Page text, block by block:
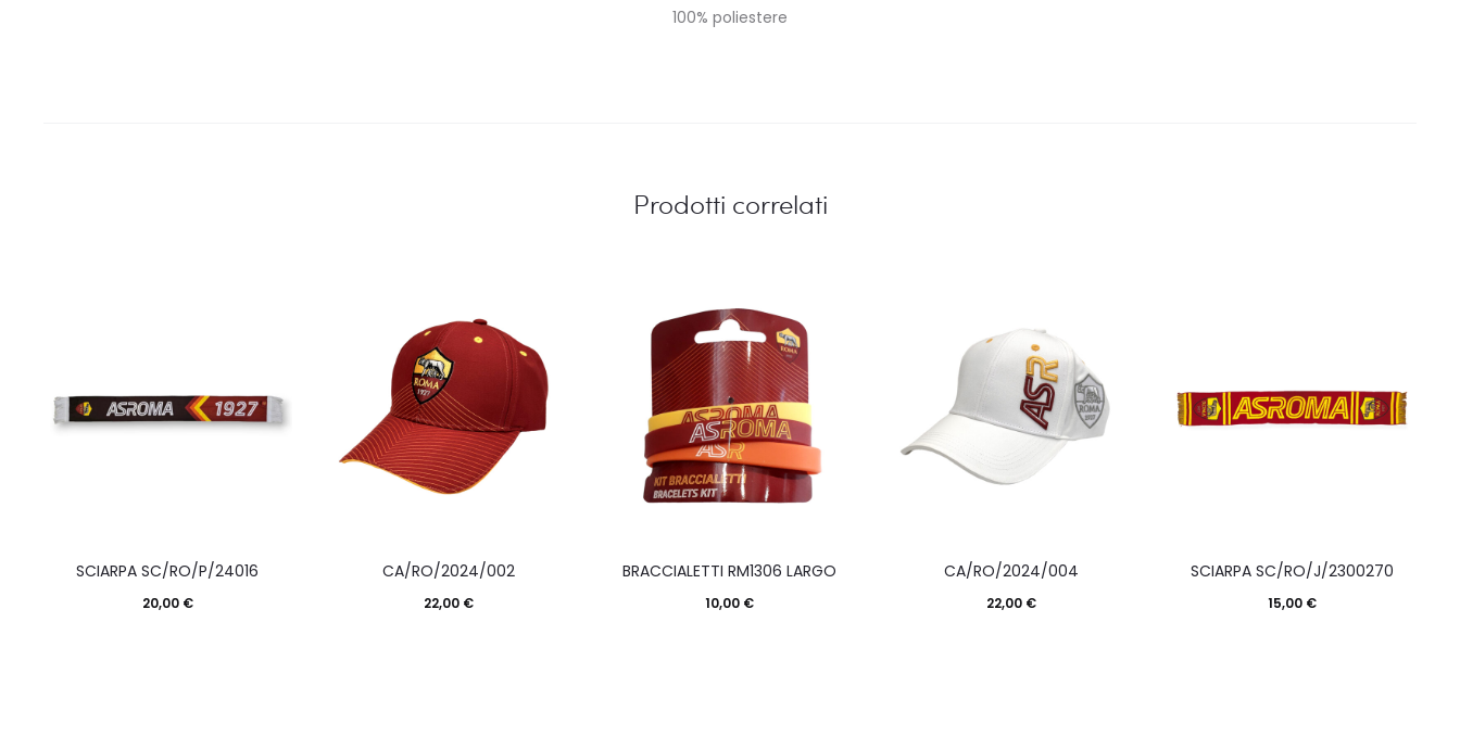
100% poliestere
Prodotti correlati
SCIARPA SC/RO/P/24016
20,00 €
CA/RO/2024/002
22,00 €
BRACCIALETTI RM1306 LARGO
10,00 €
CA/RO/2024/004
22,00 €
SCIARPA SC/RO/J/2300270
15,00 €